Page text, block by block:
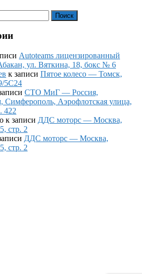
Поиск
Autoteams лицензированный
ул. Вяткина, 18, бокс № 6
к записи Пятое колесо — Томск,
5С24
СТО МиГ — Россия,
Симферополь, Аэрофлотская улица,
422
к записи ДДС моторс — Москва,
стр. 2
ДДС моторс — Москва,
стр. 2